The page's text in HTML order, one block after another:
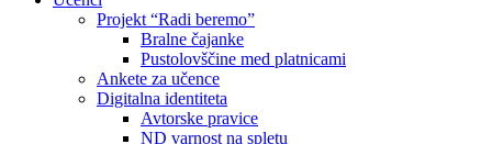
Projekt “Radi beremo”
Bralne čajanke
Pustolovščine med platnicami
Ankete za učence
Digitalna identiteta
Avtorske pravice
ND varnost na spletu